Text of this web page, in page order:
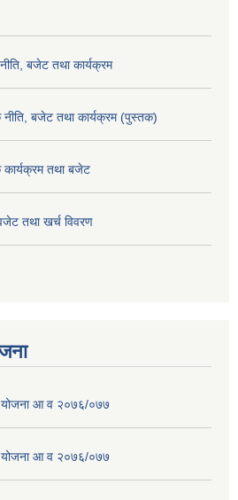
बजेट तथा कार्यक्रम
बजेट तथा कार्यक्रम (पुस्तक)
तथा बजेट
तथा खर्च विवरण
योजना आ व २०७६/०७७
योजना आ व २०७६/०७७